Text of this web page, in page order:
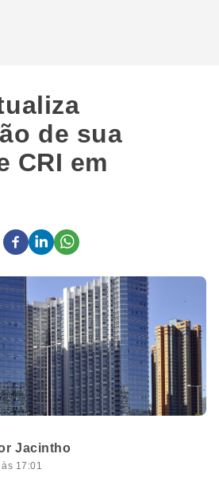
de sua
CRI em
Jacintho
17:01